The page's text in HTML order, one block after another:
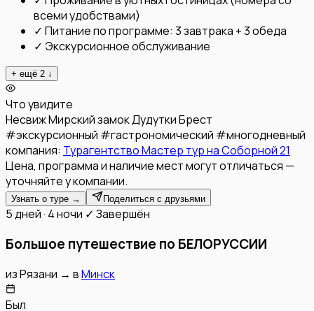
всеми удобствами)
✓ Питание по программе: 3 завтрака + 3 обеда
✓ Экскурсионное обслуживание
+ ещё 2 ↓
Что увидите
НесвижМирский замокДудуткиБрест
#экскурсионный #гастрономический #многодневный
компания: Турагентство Мастер тур на Соборной 21
Цена, программа и наличие мест могут отличаться —
уточняйте у компании.
Узнать о туре → Поделиться с друзьями
5 дней · 4 ночи ✓ Завершён
Большое путешествие по БЕЛОРУССИИ
изРязани → вМинск
Был